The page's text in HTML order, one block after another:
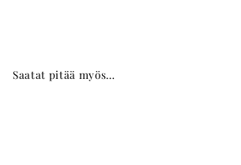
Saatat pitää myös…